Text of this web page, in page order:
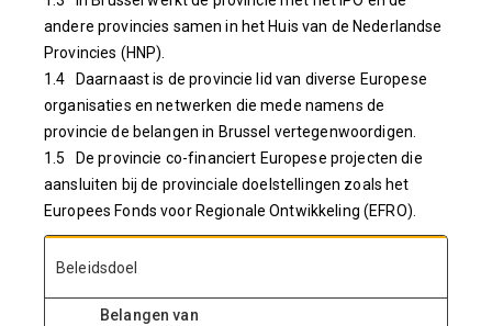
andere provincies samen in het Huis van de Nederlandse
Provincies (HNP).
1.4 Daarnaast is de provincie lid van diverse Europese
organisaties en netwerken die mede namens de
provincie de belangen in Brussel vertegenwoordigen.
1.5 De provincie co-financiert Europese projecten die
aansluiten bij de provinciale doelstellingen zoals het
Europees Fonds voor Regionale Ontwikkeling (EFRO).
Beleidsdoel
Belangen van